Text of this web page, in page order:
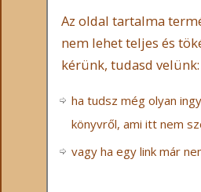
Az oldal tartalma
nem lehet teljes és
kérünk, tudasd velünk:
ha tudsz még olyan
könyvről, ami itt nem
vagy ha egy link már